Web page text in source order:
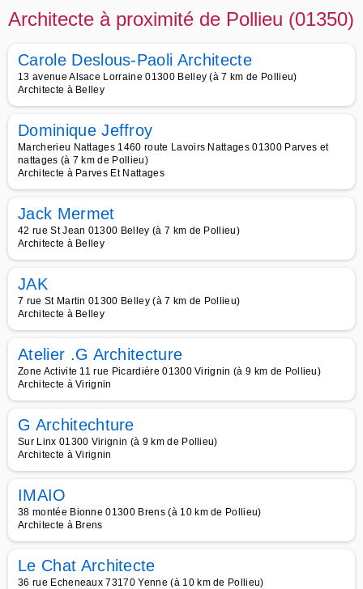
Architecte à proximité de Pollieu (01350)
Carole Deslous-Paoli Architecte
13 avenue Alsace Lorraine 01300 Belley (à 7 km de Pollieu)
Architecte à Belley
Dominique Jeffroy
Marcherieu Nattages 1460 route Lavoirs Nattages 01300 Parves et
nattages (à 7 km de Pollieu)
Architecte à Parves Et Nattages
Jack Mermet
42 rue St Jean 01300 Belley (à 7 km de Pollieu)
Architecte à Belley
JAK
7 rue St Martin 01300 Belley (à 7 km de Pollieu)
Architecte à Belley
Atelier .G Architecture
Zone Activite 11 rue Picardière 01300 Virignin (à 9 km de Pollieu)
Architecte à Virignin
G Architechture
Sur Linx 01300 Virignin (à 9 km de Pollieu)
Architecte à Virignin
IMAIO
38 montée Bionne 01300 Brens (à 10 km de Pollieu)
Architecte à Brens
Le Chat Architecte
36 rue Echeneaux 73170 Yenne (à 10 km de Pollieu)